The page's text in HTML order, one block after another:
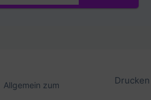
Allgemein zum
Drucken